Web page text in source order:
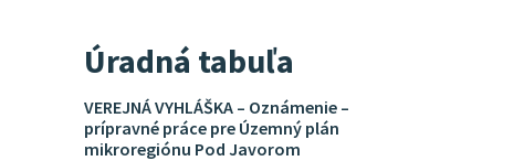
Úradná tabuľa
VEREJNÁ VYHLÁŠKA – Oznámenie –
prípravné práce pre Územný plán
mikroregiónu Pod Javorom